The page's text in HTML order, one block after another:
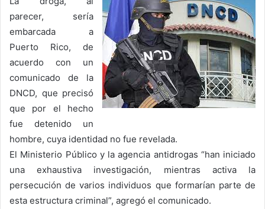
parecer, sería
embarcada a
Puerto Rico, de
acuerdo con un
comunicado de la
DNCD, que precisó
que por el hecho
fue detenido un
hombre, cuya identidad no fue revelada.
El Ministerio Público y la agencia antidrogas “han iniciado
una exhaustiva investigación, mientras activa la
persecución de varios individuos que formarían parte de
esta estructura criminal”, agregó el comunicado.